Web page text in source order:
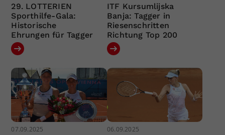
29. LOTTERIEN
Sporthilfe-Gala:
Historische
Ehrungen für Tagger
ITF Kursumlijska
Banja: Tagger in
Riesenschritten
Richtung Top 200
07.09.2025 06.09.2025